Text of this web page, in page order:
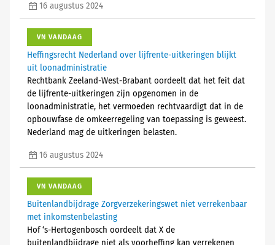
16 augustus 2024
VN VANDAAG
Heffingsrecht Nederland over lijfrente-uitkeringen blijkt
uit loonadministratie
Rechtbank Zeeland-West-Brabant oordeelt dat het feit dat
de lijfrente-uitkeringen zijn opgenomen in de
loonadministratie, het vermoeden rechtvaardigt dat in de
opbouwfase de omkeerregeling van toepassing is geweest.
Nederland mag de uitkeringen belasten.
16 augustus 2024
VN VANDAAG
Buitenlandbijdrage Zorgverzekeringswet niet verrekenbaar
met inkomstenbelasting
Hof ‘s-Hertogenbosch oordeelt dat X de